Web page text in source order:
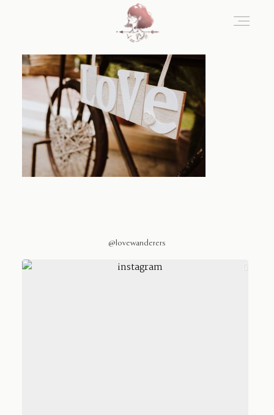
@lovewanderers
Home
Blog
Sobre Nosotros